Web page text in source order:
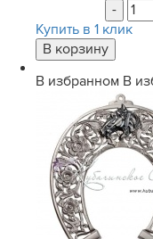
-
Купить в 1 клик
В избранном В